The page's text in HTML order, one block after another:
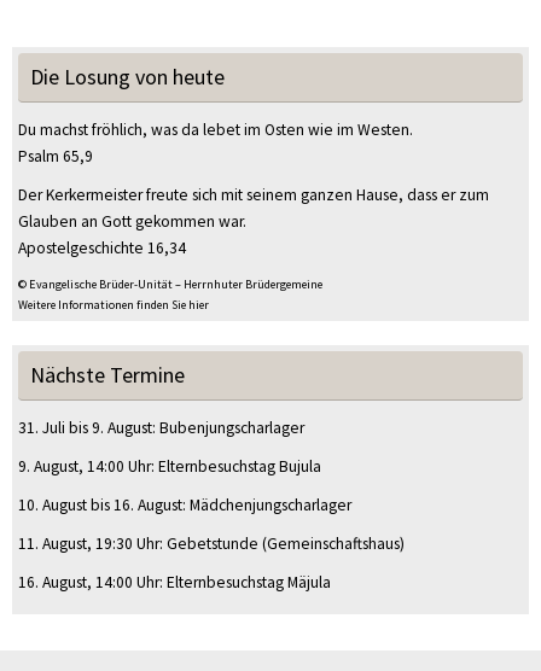
Die Losung von heute
Du machst fröhlich, was da lebet im Osten wie im Westen.
Psalm 65,9
Der Kerkermeister freute sich mit seinem ganzen Hause, dass er zum
Glauben an Gott gekommen war.
Apostelgeschichte 16,34
© Evangelische Brüder-Unität – Herrnhuter Brüdergemeine
Weitere Informationen finden Sie hier
Nächste Termine
31. Juli bis9. August: Bubenjungscharlager
9. August, 14:00 Uhr: Elternbesuchstag Bujula
10. Augustbis16. August: Mädchenjungscharlager
11. August, 19:30 Uhr: Gebetstunde (Gemeinschaftshaus)
16. August, 14:00 Uhr: Elternbesuchstag Mäjula